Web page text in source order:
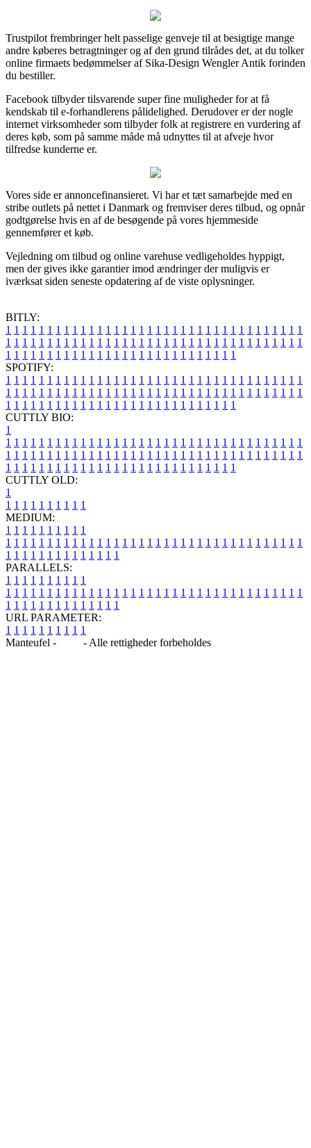
Trustpilot frembringer helt passelige genveje til at besigtige mange
andre køberes betragtninger og af den grund tilrådes det, at du tolker
online firmaets bedømmelser af Sika-Design Wengler Antik forinden
du bestiller.
Facebook tilbyder tilsvarende super fine muligheder for at få
kendskab til e-forhandlerens pålidelighed. Derudover er der nogle
internet virksomheder som tilbyder folk at registrere en vurdering af
deres køb, som på samme måde må udnyttes til at afveje hvor
tilfredse kunderne er.
Vores side er annoncefinansieret. Vi har et tæt samarbejde med en
stribe outlets på nettet i Danmark og fremviser deres tilbud, og opnår
godtgørelse hvis en af de besøgende på vores hjemmeside
gennemfører et køb.
Vejledning om tilbud og online varehuse vedligeholdes hyppigt,
men der gives ikke garantier imod ændringer der muligvis er
iværksat siden seneste opdatering af de viste oplysninger.
BITLY:
1 1 1 1 1 1 1 1 1 1 1 1 1 1 1 1 1 1 1 1 1 1 1 1 1 1 1 1 1 1 1 1 1 1 1 1
1 1 1 1 1 1 1 1 1 1 1 1 1 1 1 1 1 1 1 1 1 1 1 1 1 1 1 1 1 1 1 1 1 1 1 1
1 1 1 1 1 1 1 1 1 1 1 1 1 1 1 1 1 1 1 1 1 1 1 1 1 1 1 1
SPOTIFY:
1 1 1 1 1 1 1 1 1 1 1 1 1 1 1 1 1 1 1 1 1 1 1 1 1 1 1 1 1 1 1 1 1 1 1 1
1 1 1 1 1 1 1 1 1 1 1 1 1 1 1 1 1 1 1 1 1 1 1 1 1 1 1 1 1 1 1 1 1 1 1 1
1 1 1 1 1 1 1 1 1 1 1 1 1 1 1 1 1 1 1 1 1 1 1 1 1 1 1 1
CUTTLY BIO:
1
1 1 1 1 1 1 1 1 1 1 1 1 1 1 1 1 1 1 1 1 1 1 1 1 1 1 1 1 1 1 1 1 1 1 1 1
1 1 1 1 1 1 1 1 1 1 1 1 1 1 1 1 1 1 1 1 1 1 1 1 1 1 1 1 1 1 1 1 1 1 1 1
1 1 1 1 1 1 1 1 1 1 1 1 1 1 1 1 1 1 1 1 1 1 1 1 1 1 1 1
CUTTLY OLD:
1
1 1 1 1 1 1 1 1 1 1
MEDIUM:
1 1 1 1 1 1 1 1 1 1
1 1 1 1 1 1 1 1 1 1 1 1 1 1 1 1 1 1 1 1 1 1 1 1 1 1 1 1 1 1 1 1 1 1 1 1
1 1 1 1 1 1 1 1 1 1 1 1 1 1
PARALLELS:
1 1 1 1 1 1 1 1 1 1
1 1 1 1 1 1 1 1 1 1 1 1 1 1 1 1 1 1 1 1 1 1 1 1 1 1 1 1 1 1 1 1 1 1 1 1
1 1 1 1 1 1 1 1 1 1 1 1 1 1
URL PARAMETER:
1 1 1 1 1 1 1 1 1 1
Manteufel -
- Alle rettigheder forbeholdes